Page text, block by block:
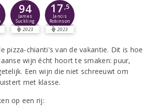
94
James
Suckling
2023
17 ,5
Jancis
Robinson
2023
pizza-chianti's van de vakantie. Dit is hoe
wijn écht hoort te smaken: puur,
Een wijn die niet schreeuwt om
met klasse.
op een rij: